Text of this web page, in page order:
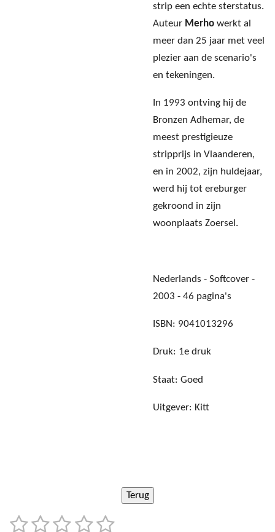
strip een echte sterstatus.
Auteur Merho werkt al
meer dan 25 jaar met veel
plezier aan de scenario's
en tekeningen.
In 1993 ontving hij de
Bronzen Adhemar, de
meest prestigieuze
stripprijs in Vlaanderen,
en in 2002, zijn huldejaar,
werd hij tot ereburger
gekroond in zijn
woonplaats Zoersel.
Nederlands - Softcover -
2003 - 46 pagina's
ISBN: 9041013296
Druk: 1e druk
Staat: Goed
Uitgever: Kitt
R
1 2 3 4 5
S